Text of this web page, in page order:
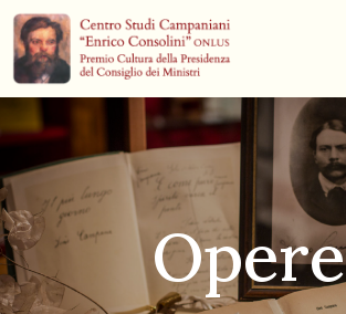
Centro
Studi
Dino
Campana
News
Museo
Opere